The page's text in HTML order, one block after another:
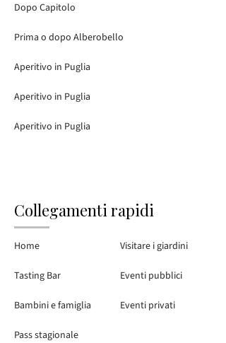
Dopo Capitolo
Prima o dopo Alberobello
Aperitivo in Puglia
Aperitivo in Puglia
Aperitivo in Puglia
Collegamenti rapidi
Home
Tasting Bar
Bambini e famiglia
Visitare i giardini
Eventi pubblici
Eventi privati
Pass stagionale